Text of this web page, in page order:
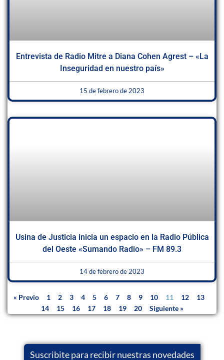
Entrevista de Radio Mitre a Diana Cohen Agrest – «La
Inseguridad en nuestro país»
15 de febrero de 2023
Usina de Justicia inicia un espacio en la Radio Pública
del Oeste «Sumando Radio» – FM 89.3
14 de febrero de 2023
« Previo 1 2 3 4 5 6 7 8 9 10 11 12
13
14
15 16 17 18 19 20 Siguiente »
Suscribite para recibir nuestras novedades